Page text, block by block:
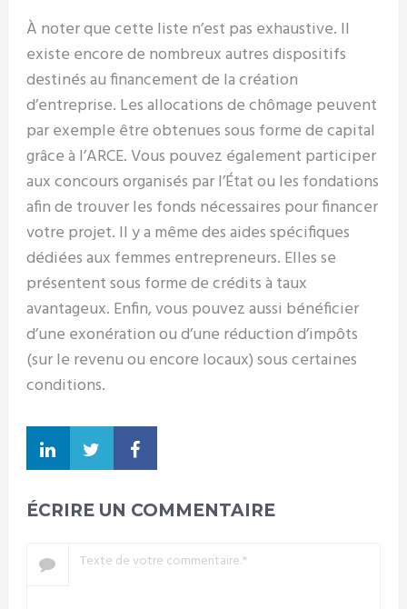
À noter que cette liste n’est pas exhaustive. Il
existe encore de nombreux autres dispositifs
destinés au financement de la création
d’entreprise. Les allocations de chômage peuvent
par exemple être obtenues sous forme de capital
grâce à l’ARCE. Vous pouvez également participer
aux concours organisés par l’État ou les fondations
afin de trouver les fonds nécessaires pour financer
votre projet. Il y a même des aides spécifiques
dédiées aux femmes entrepreneurs. Elles se
présentent sous forme de crédits à taux
avantageux. Enfin, vous pouvez aussi bénéficier
d’une exonération ou d’une réduction d’impôts
(sur le revenu ou encore locaux) sous certaines
conditions.
ÉCRIRE UN COMMENTAIRE